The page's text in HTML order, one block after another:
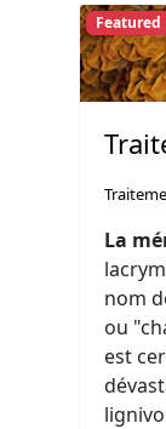
Featured
La
nom
ou
est